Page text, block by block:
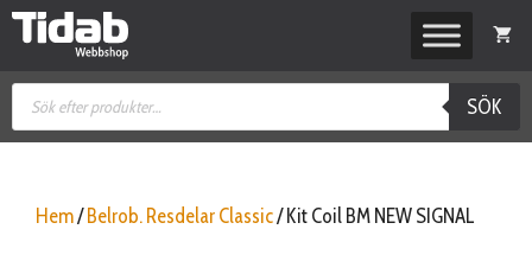
Hoppa
Produktsökning
SÖK
Hem/ Belrob. Resdelar Classic/ Kit Coil BM NEW SIGNAL